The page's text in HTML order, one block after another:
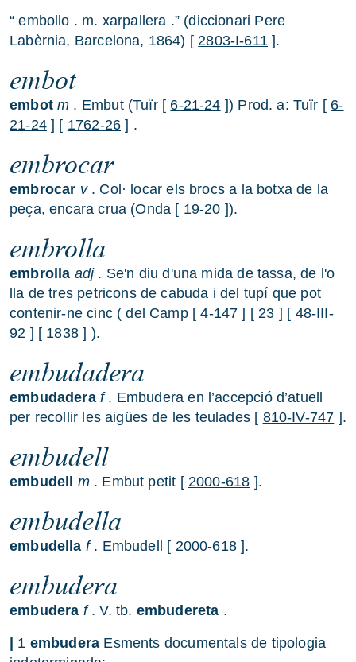
“ embollo . m. xarpallera .” (diccionari Pere
Labèrnia, Barcelona, 1864) [2803-I-611 ].
embot
embot m . Embut (Tuïr [ 6-21-24 ]) Prod. a: Tuïr [ 6-
21-24] [ 1762-26 ] .
embrocar
embrocar v. Col· locar els brocs a la botxa de la
peça, encara crua (Onda [ 19-20 ]).
embrolla
embrolla adj. Se'n diu d'una mida de tassa, de l'o
lla de tres petricons de cabuda i del tupí que pot
contenir-ne cinc ( del Camp [4-147 ] [23 ] [ 48-III-
92 ] [ 1838 ] ).
embudadera
embudadera f. Embudera en l’accepció d’atuell
per recollir les aigües de les teulades [ 810-IV-747 ].
embudell
embudell m. Embut petit [ 2000-618 ].
embudella
embudella f. Embudell [ 2000-618].
embudera
embudera f. V. tb. embudereta .
1 embudera Esments documentals de tipologia